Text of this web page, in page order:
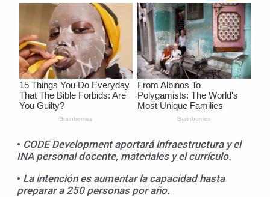
• CODEDevelopmentaportará infraestructura y el
INA personal docente, materiales y el currículo.
• La intención es aumentar la capacidad hasta
preparar a 250 personas por año.